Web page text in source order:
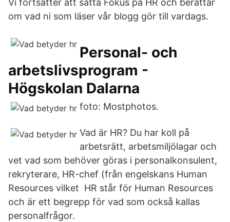
Vi fortsätter att sätta Fokus på HR och berättar
om vad ni som läser vår blogg gör till vardags.
Personal- och
arbetslivsprogram -
Högskolan Dalarna
foto: Mostphotos.
Vad är HR? Du har koll på
arbetsrätt, arbetsmiljölagar och
vet vad som behöver göras i personalkonsulent,
rekryterare, HR-chef (från engelskans Human
Resources vilket HR står för Human Resources
och är ett begrepp för vad som också kallas
personalfrågor.